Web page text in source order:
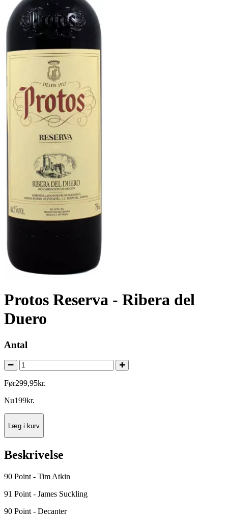
Protos Reserva - Ribera del
Duero
Antal
Før299,95kr.
Nu199kr.
Læg i kurv
Beskrivelse
90 Point - Tim Atkin
91 Point - James Suckling
90 Point - Decanter